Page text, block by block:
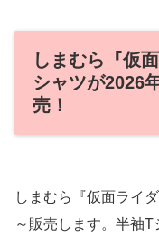
しまむら『仮
シャツが2026
売！
しまむら『仮面ライ
～販売します。半袖T